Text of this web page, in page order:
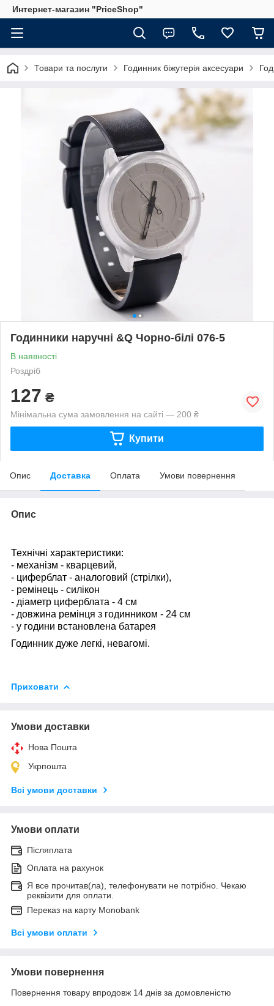
Интернет-магазин "PriceShop"
Товари та послуги Годинник біжутерія аксесуари
Годинники наручні &Q Чорно-білі 076-5
В наявності
Роздріб
127 ₴
Мінімальна сума замовлення на сайті — 200 ₴
Купити
Опис Доставка Оплата Умови повернення
Опис
Технічні характеристики:
- механізм - кварцевий,
- циферблат - аналоговий (стрілки),
- ремінець - силікон
- діаметр циферблата - 4 см
- довжина ремінця з годинником - 24 см
- у години встановлена батарея
Годинник дуже легкі, невагомі.
Приховати
Умови доставки
Нова Пошта
Укрпошта
Всі умови доставки
Умови оплати
Післяплата
Оплата на рахунок
Я все прочитав(ла), телефонувати не потрібно. Чекаю
реквізити для оплати.
Переказ на карту Monobank
Всі умови оплати
Умови повернення
Повернення товару впродовж 14 днів за домовленістю